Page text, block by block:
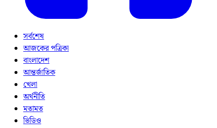
সর্বশেষ
আজকের পত্রিকা
বাংলাদেশ
আন্তর্জাতিক
খেলা
অর্থনীতি
মতামত
ভিডিও